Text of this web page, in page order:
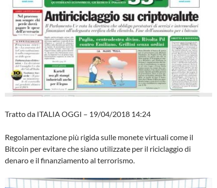
Tratto da ITALIA OGGI – 19/04/2018 14:24
Regolamentazione più rigida sulle monete virtuali come il
Bitcoin per evitare che siano utilizzate per il riciclaggio di
denaro e il finanziamento al terrorismo.